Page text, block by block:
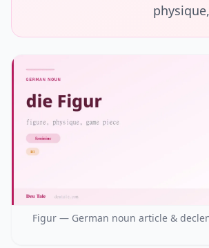
Figur — German noun article &